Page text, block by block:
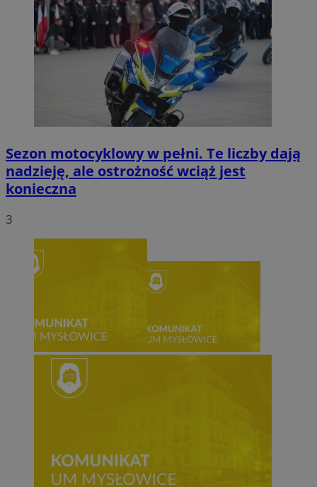
Sezon motocyklowy w pełni. Te liczby dają
nadzieję, ale ostrożność wciąż jest
konieczna
3